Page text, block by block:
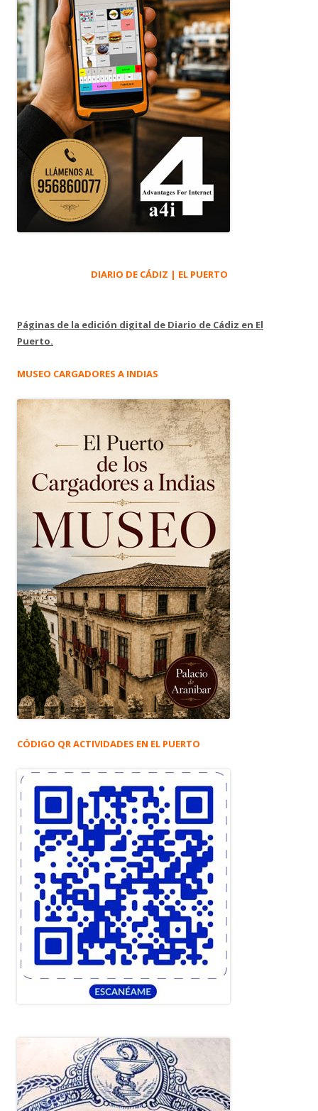
DIARIO DE CÁDIZ | EL PUERTO
Páginas de la edición digital de Diario de Cádiz en El
Puerto.
MUSEO CARGADORES A INDIAS
CÓDIGO QR ACTIVIDADES EN EL PUERTO